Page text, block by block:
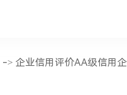
-> 企业信用评价AA级信用